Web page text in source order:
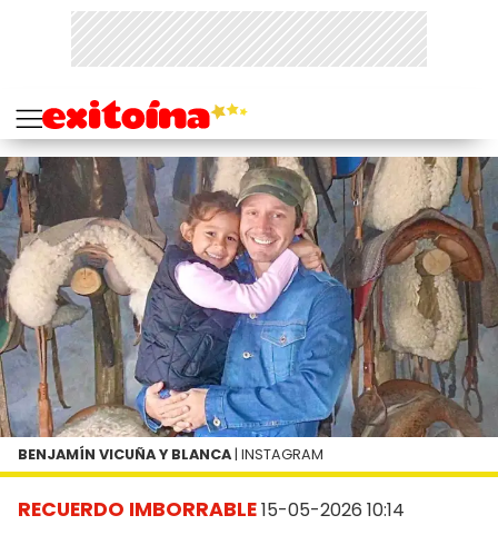
RECUERDO IMBORRABLE15-05-2026 10:14
BENJAMÍN VICUÑA Y BLANCA | INSTAGRAM